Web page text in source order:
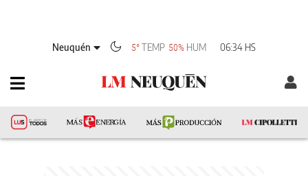
Neuquén 5°TEMP 50% HUM 06:34 HS